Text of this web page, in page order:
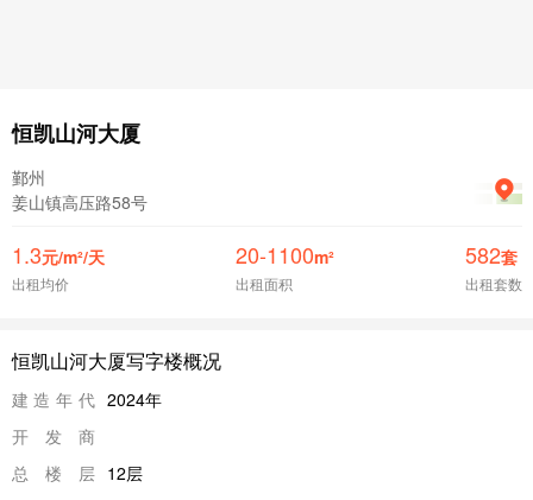
恒凯山河大厦
鄞州
姜山镇高压路58号
1.3元/m²/天
出租均价
20-1100m²
出租面积
582套
出租套数
恒凯山河大厦写字楼概况
建造年代 2024年
开发商
总楼层 12层